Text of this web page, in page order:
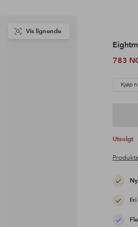
Vis lignende
783
Kjøp
Utsolgt